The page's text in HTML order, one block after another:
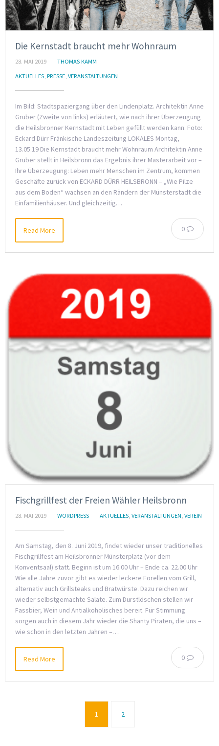
Die Kernstadt braucht mehr Wohnraum
28. MAI 2019
THOMAS KAMM
AKTUELLES PRESSE VERANSTALTUNGEN
Im Bild: Stadtspaziergang über den Lindenplatz. Architektin Anne
Gruber (Zweite von links) erläutert, wie nach ihrer Überzeugung
die Heilsbronner Kernstadt mit Leben gefüllt werden kann. Foto:
Eckard Dürr Fränkische Landeszeitung LOKALES Montag,
13.05.19 Die Kernstadt braucht mehr Wohnraum Architektin Anne
Gruber stellt in Heilsbronn das Ergebnis ihrer Masterarbeit vor –
Ihre Überzeugung: Leben mehr Menschen im Zentrum, kommen
Geschäfte zurück von ECKARD DÜRR HEILSBRONN – „Wie Pilze
aus dem Boden“ wachsen an den Rändern der Münsterstadt die
Einfamilienhäuser. Und gleichzeitig…
0
Read More
Fischgrillfest der Freien Wähler Heilsbronn
28. MAI 2019 WORDPRESS AKTUELLES, VERANSTALTUNGEN, VEREIN
Am Samstag, den 8. Juni 2019, findet wieder unser traditionelles
Fischgrillfest am Heilsbronner Münsterplatz (vor dem
Konventsaal) statt. Beginn ist um 16.00 Uhr – Ende ca. 22.00 Uhr
Wie alle Jahre zuvor gibt es wieder leckere Forellen vom Grill,
alternativ auch Grillsteaks und Bratwürste. Dazu reichen wir
wieder selbstgemachte Salate. Zum Durstlöschen stellen wir
Fassbier, Wein und Antialkoholisches bereit. Für Stimmung
sorgen auch in diesem Jahr wieder die Shanty Piraten, die uns –
wie schon in den letzten Jahren –…
0
Read More
1 2